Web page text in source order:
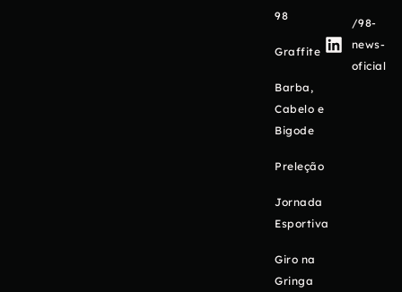
98
Graffite
Barba,
Cabelo e
Bigode
Preleção
Jornada
Esportiva
Giro na
Gringa
/98-
news-
oficial